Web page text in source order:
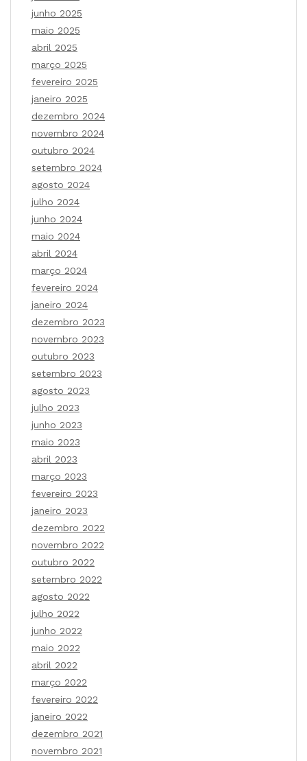
junho 2025
maio 2025
abril 2025
março 2025
fevereiro 2025
janeiro 2025
dezembro 2024
novembro 2024
outubro 2024
setembro 2024
agosto 2024
julho 2024
junho 2024
maio 2024
abril 2024
março 2024
fevereiro 2024
janeiro 2024
dezembro 2023
novembro 2023
outubro 2023
setembro 2023
agosto 2023
julho 2023
junho 2023
maio 2023
abril 2023
março 2023
fevereiro 2023
janeiro 2023
dezembro 2022
novembro 2022
outubro 2022
setembro 2022
agosto 2022
julho 2022
junho 2022
maio 2022
abril 2022
março 2022
fevereiro 2022
janeiro 2022
dezembro 2021
novembro 2021